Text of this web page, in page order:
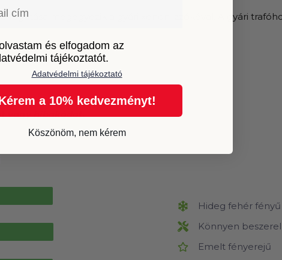
megegyezik a gyári xenon izzókéval. A gyári
vagy hibakódot.
Hideg fehér fényű
Könnyen
Emelt fényerejű
és elfogadom az
tájékoztatót.
Adatvédelmi tájékoztató
a 10% kedvezményt!
Köszönöm, nem kérem